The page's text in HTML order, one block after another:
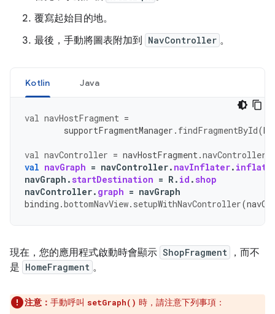
覆寫起始目的地。
最後，手動將圖表附加到 NavController 。
Kotlin Java
val navHostFragment =
supportFragmentManager . findFragmentById(R
val navController = navHostFragment .navController
val navGraph = navController. navInflater. inflate
navGraph .startDestination = R . id .shop
navController. graph = navGraph
binding .bottomNavView. setupWithNavController(
現在，您的應用程式啟動時會顯示 ShopFragment
，而不
是 HomeFragment 。
注意： 手動呼叫 setGraph() 時，請注意下列事項：